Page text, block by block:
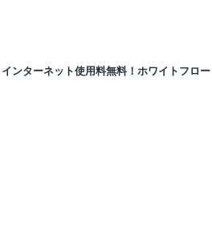
ンターネット使用料無料！ホワイトフロー